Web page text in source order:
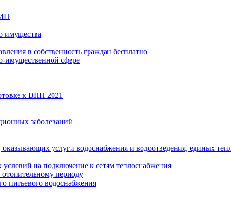
имущества
в собственность граждан бесплатно
имущественной сфере
к ВПН 2021
заболеваний
услуги водоснабжения и водоотведения, единых
на подключение к сетям теплоснабжения
периоду
питьевого водоснабжения